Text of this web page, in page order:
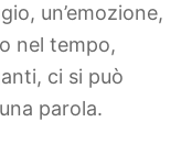
un’emozione,
nel tempo,
ci si può
parola.